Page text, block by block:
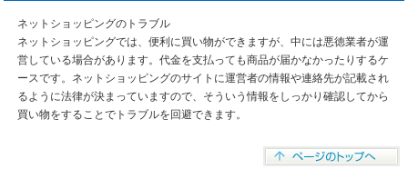
ネットショッピングのトラブル
ネットショッピングでは、便利に買い物ができますが、中には悪徳業者が運
営している場合があります。代金を支払っても商品が届かなかったりするケ
ースです。ネットショッピングのサイトに運営者の情報や連絡先が記載され
るように法律が決まっていますので、そういう情報をしっかり確認してから
買い物をすることでトラブルを回避できます。